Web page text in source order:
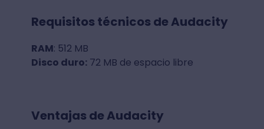
Requisitos técnicos de Audacity
RAM: 512 MB
Disco duro:72 MB de espacio libre
Ventajas de Audacity